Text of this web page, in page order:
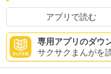
アプリで読む
専用アプリのダウ
サクサクまんがを